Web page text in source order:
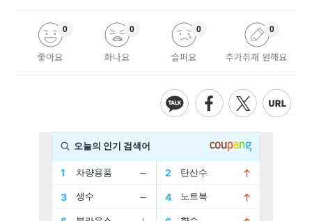
좋아요
0
화나요
0
슬퍼요
0
추가취재 원해요
0